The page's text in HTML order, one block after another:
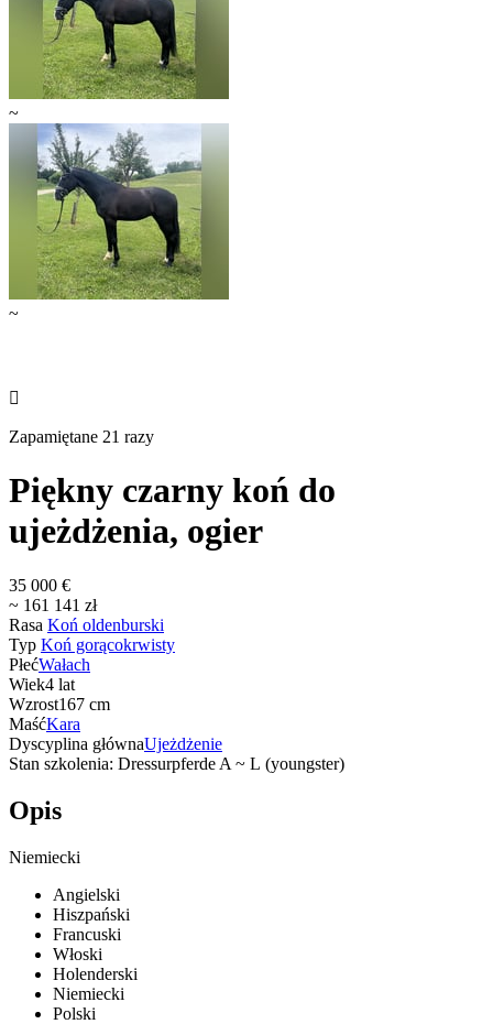
~
~

Zapamiętane 21 razy
Piękny czarny koń do
ujeżdżenia, ogier
35 000 €
~ 161 141 zł
Rasa Koń oldenburski
Typ Koń gorącokrwisty
PłećWałach
Wiek4 lat
Wzrost167 cm
MaśćKara
Dyscyplina głównaUjeżdżenie
Stan szkolenia: Dressurpferde A ~ L (youngster)
Opis
Niemiecki
Angielski
Hiszpański
Francuski
Włoski
Holenderski
Niemiecki
Polski